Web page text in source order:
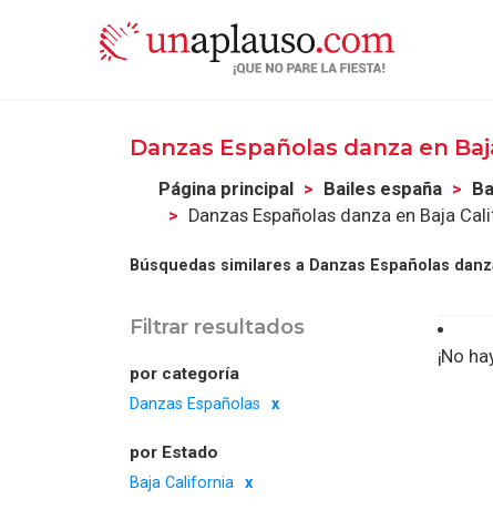
Danzas Españolas danza en
Página principal Bailes españa
Danzas Españolas danza en Baja
Búsquedas similares a Danzas Españolas
Filtrar resultados
por categoría
Danzas Españolas
por Estado
Baja California
¡No